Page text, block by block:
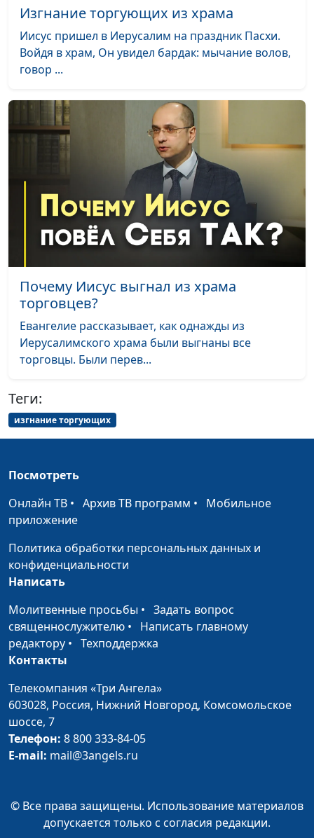
Изгнание торгующих из храма
Иисус пришел в Иерусалим на праздник Пасхи.
Войдя в храм, Он увидел бардак: мычание волов,
говор ...
Почему Иисус выгнал из храма
торговцев?
Евангелие рассказывает, как однажды из
Иерусалимского храма были выгнаны все
торговцы. Были перев...
Теги:
изгнание торгующих
Посмотреть
Онлайн ТВ • Архив ТВ программ • Мобильное
приложение
Политика обработки персональных данных и
конфиденциальности
Написать
Молитвенные просьбы • Задать вопрос
священнослужителю • Написать главному
редактору • Техподдержка
Контакты
Телекомпания «Три Ангела»
603028, Россия, Нижний Новгород, Комсомольское
шоссе, 7
Телефон: 8 800 333-84-05
E-mail: mail@3angels.ru
© Все права защищены. Использование материалов
допускается только с согласия редакции.